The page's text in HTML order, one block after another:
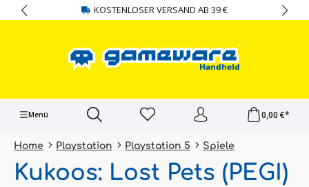
springen KOSTENLOSER VERSAND AB 39 €
Menü 0,00 €*
Home Playstation Playstation 5 Spiele
Kukoos: Lost Pets (PEGI)